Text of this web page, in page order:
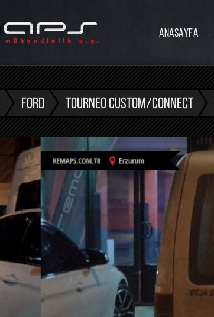
ANASAYFA
FORD TOURNEO CUSTOM/CONNECT